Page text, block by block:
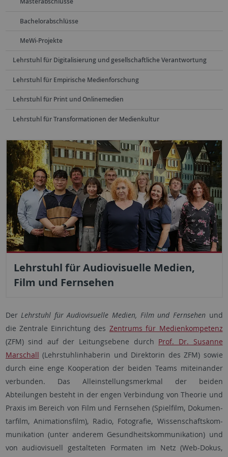
Bachelorabschlüsse
MeWi-Projekte
Lehrstuhl für Digitalisierung und gesellschaftliche Verantwortung
Lehrstuhl für Empirische Medienforschung
Lehrstuhl für Print und Onlinemedien
Lehrstuhl für Transformationen der Medienkultur
Lehrstuhl für Audiovisuelle Medien,
Film und Fernsehen
Der Lehrstuhl für Audiovisuelle Medien, Film und Fernsehen und
die Zentrale Einrichtung des Zentrums für Medienkompetenz
(ZFM) sind auf der Lei­tungs­ebene durch Prof. Dr. Susanne
Marschall (Lehr­stuhl­inhaberin und Direktorin des ZFM) sowie
durch eine enge Kooperation der beiden Teams miteinander
verbunden. Das Allein­stellungsmerkmal der beiden
Abteilungen besteht in der engen Verbindung von Theorie und
Praxis im Bereich von Film und Fernsehen (Spielfilm, Do­ku­men­
tar­film, Ani­ma­tions­film), Radio, Fotografie, Wissen­schafts­kom­
mu­nikation (unter anderem Ge­sund­heitskom­mu­ni­kation) und
von audio­visuell gestalteten Formaten im Netz (Web-Dokus,